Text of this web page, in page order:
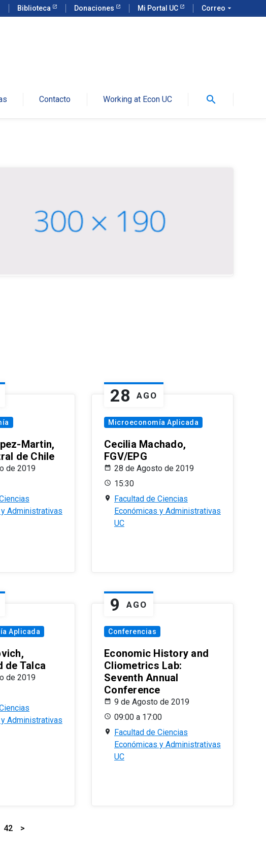
Biblioteca Donaciones Mi Portal UC Correo arrow_drop_down
Contacto Working at Econ UC search
Martin,
de Chile
de 2019
Administrativas
28 AGO
Microeconomía Aplicada
Cecilia Machado,
FGV/EPG
28 de Agosto de 2019
15:30
Facultad de Ciencias
Económicas y Administrativas
UC
Aplicada
de Talca
de 2019
Administrativas
9 AGO
Conferencias
Economic History and
Cliometrics Lab:
Seventh Annual
Conference
9 de Agosto de 2019
09:00 a 17:00
Facultad de Ciencias
Económicas y Administrativas
UC
42 >